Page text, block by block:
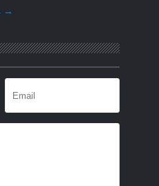
→